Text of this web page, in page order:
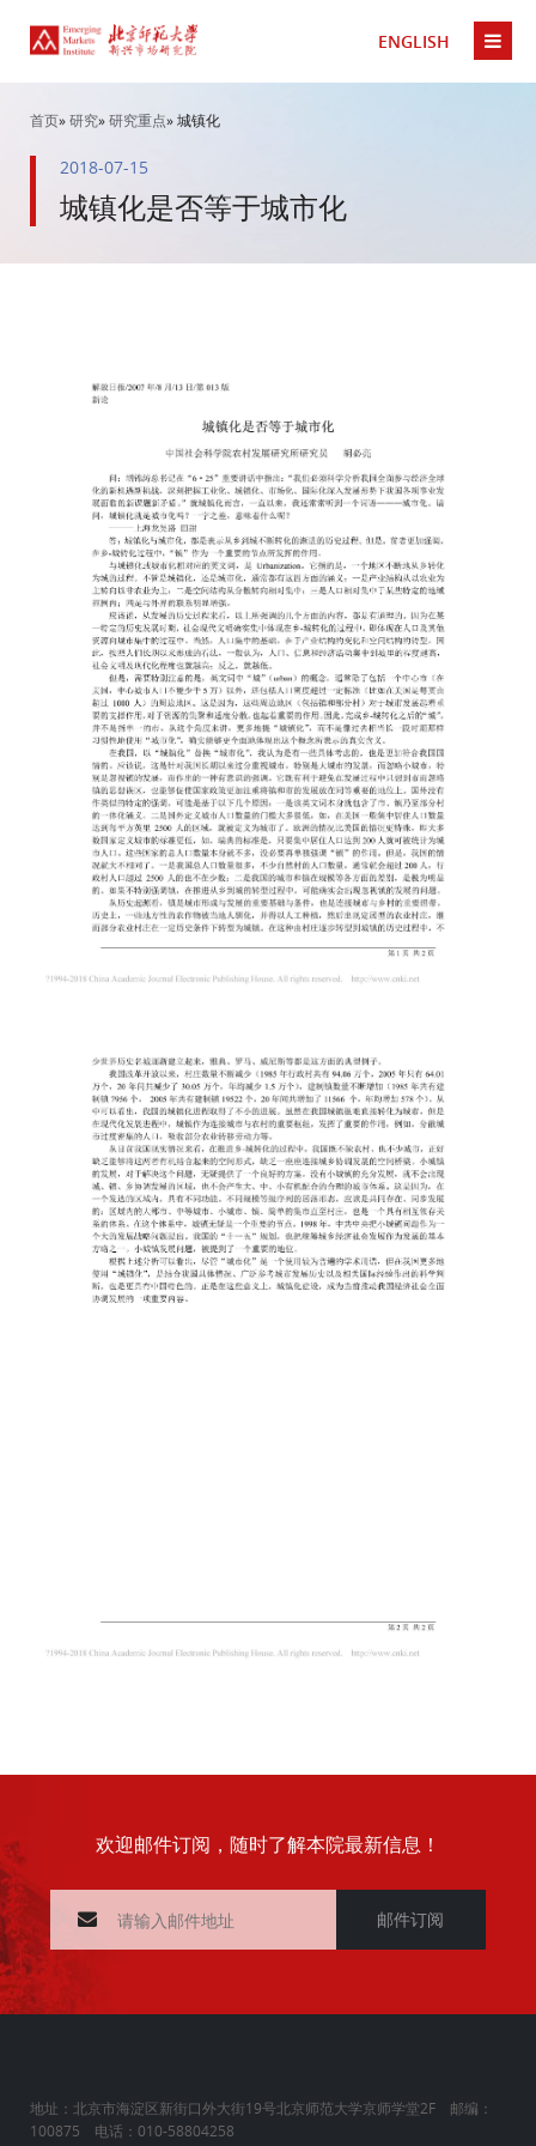
ENGLISH
首页»研究»研究重点» 城镇化
2018-07-15
城镇化是否等于城市化
欢迎邮件订阅，随时了解本院最新信息！
邮件订阅
地址：北京市海淀区新街口外大街19号北京师范大学京师学堂2F 邮编：
100875 电话：010-58804258